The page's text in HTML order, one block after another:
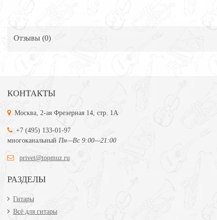
Отзывы (0)
КОНТАКТЫ
Москва, 2-ая Фрезерная 14, стр. 1А
+7 (495) 133-01-97
многоканальный Пн—Вс 9:00—21:00
privet@topmuz.ru
РАЗДЕЛЫ
Гитары
Всё для гитары